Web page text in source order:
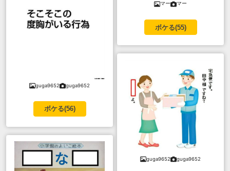
guga9652 guga9652
ボケる(56)
マー マー
ボケる(55)
guga9652 guga9652